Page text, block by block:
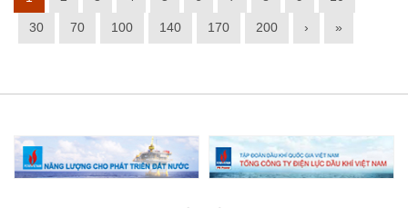
30 70 100 140 170 200 › »